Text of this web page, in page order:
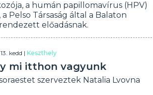
a humán papillomavírus (HPV)
Pelso Társaság által a Balaton
előadásnak.
kedd |Keszthely
mi itthon vagyunk
szerveztek Natalia Lvovna